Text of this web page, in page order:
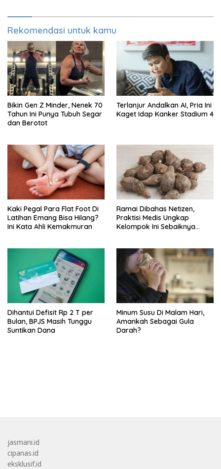
Rekomendasi untuk kamu
Bikin Gen Z Minder, Nenek 70
Tahun Ini Punya Tubuh Segar
dan Berotot
Terlanjur Andalkan AI, Pria Ini
Kaget Idap Kanker Stadium 4
Kaki Pegal Para Flat Foot Di
Latihan Emang Bisa Hilang?
Ini Kata Ahli Kemakmuran
Ramai Dibahas Netizen,
Praktisi Medis Ungkap
Kelompok Ini Sebaiknya
Dihantui Defisit Rp 2 T per
Bulan, BPJS Masih Tunggu
Suntikan Dana
Minum Susu Di Malam Hari,
Amankah Sebagai Gula
Darah?
jasmani.id
cipanas.id
eksklusif.id